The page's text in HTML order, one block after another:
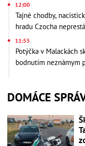
12:00
Tajné chodby,
hradu Czocha
11:55
Potýčka v Malackách
bodnutím neznámym
DOMÁCE